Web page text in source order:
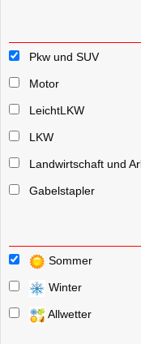
Pkw und SUV
Motor
LeichtLKW
LKW
Landwirtschaft und
Gabelstapler
Sommer
Winter
Allwetter